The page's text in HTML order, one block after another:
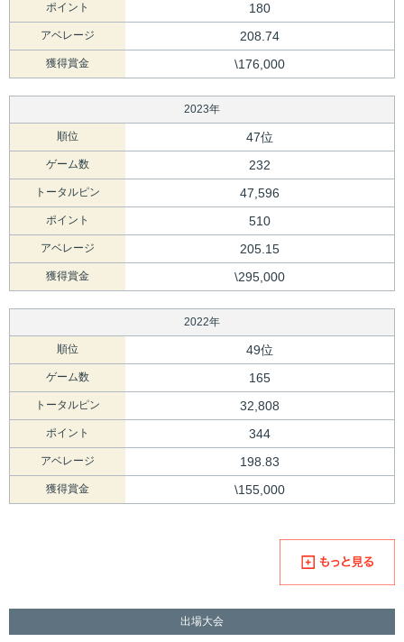
ポイント 180
アベレージ 208.74
獲得賞金 \176,000
2023年
順位 47位
ゲーム数 232
トータルピン 47,596
ポイント 510
アベレージ 205.15
獲得賞金 \295,000
2022年
順位 49位
ゲーム数 165
トータルピン 32,808
ポイント 344
アベレージ 198.83
獲得賞金 \155,000
出場大会